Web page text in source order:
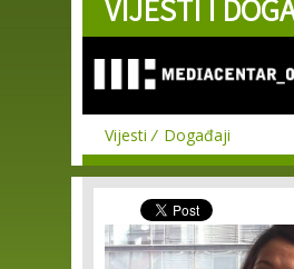
Skip to
main
VIJESTI I
Vijesti Događaji